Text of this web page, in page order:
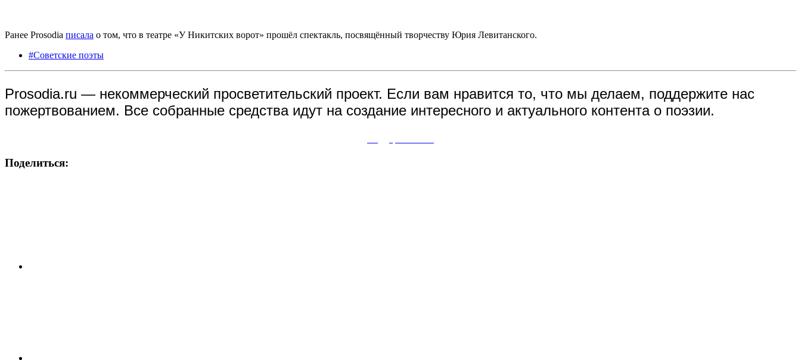
Ранее Prosodia писала о том, что в театре «У Никитских ворот» прошёл спектакль, посвящённый творчеству Юрия Левитанского.
#Советские поэты
Prosodia.ru — некоммерческий просветительский проект. Если вам нравится то, что мы делаем, поддержите нас
пожертвованием. Все собранные средства идут на создание интересного и актуального контента о поэзии.
Поделиться: